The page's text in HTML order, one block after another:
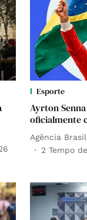
Esporte
Ayrton
oficialmente
Agência Brasil
2 Tempo